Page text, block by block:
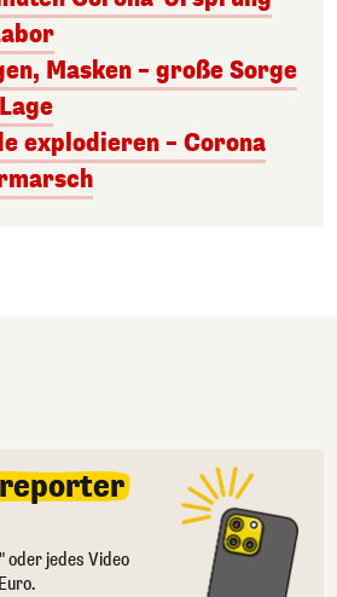
Masken – große Sorge
explodieren – Corona
oder jedes Video